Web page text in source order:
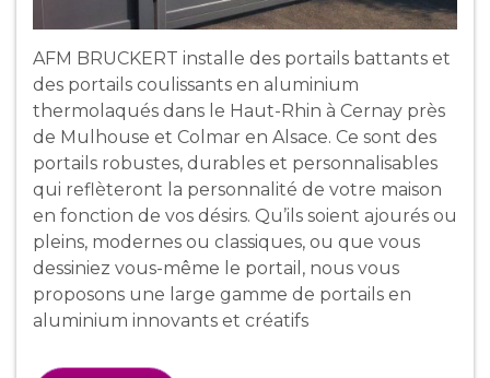
AFM BRUCKERT installe des portails battants et
des portails coulissants en aluminium
thermolaqués dans le Haut-Rhin à Cernay près
de Mulhouse et Colmar en Alsace. Ce sont des
portails robustes, durables et personnalisables
qui reflèteront la personnalité de votre maison
en fonction de vos désirs. Qu’ils soient ajourés ou
pleins, modernes ou classiques, ou que vous
dessiniez vous-même le portail, nous vous
proposons une large gamme de portails en
aluminium innovants et créatifs